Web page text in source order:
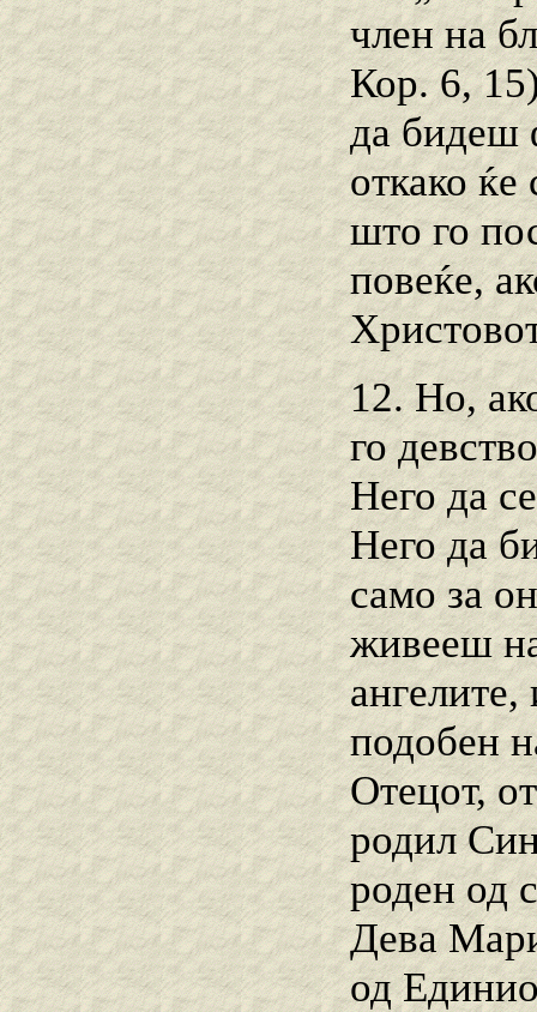
член на
Кор. 6,
да бидеш
откако ќе
што го
повеќе,
12. Но,
го
Него да
Него да
само за
живееш
подобен
Отецот,
родил
роден од
Дева
од